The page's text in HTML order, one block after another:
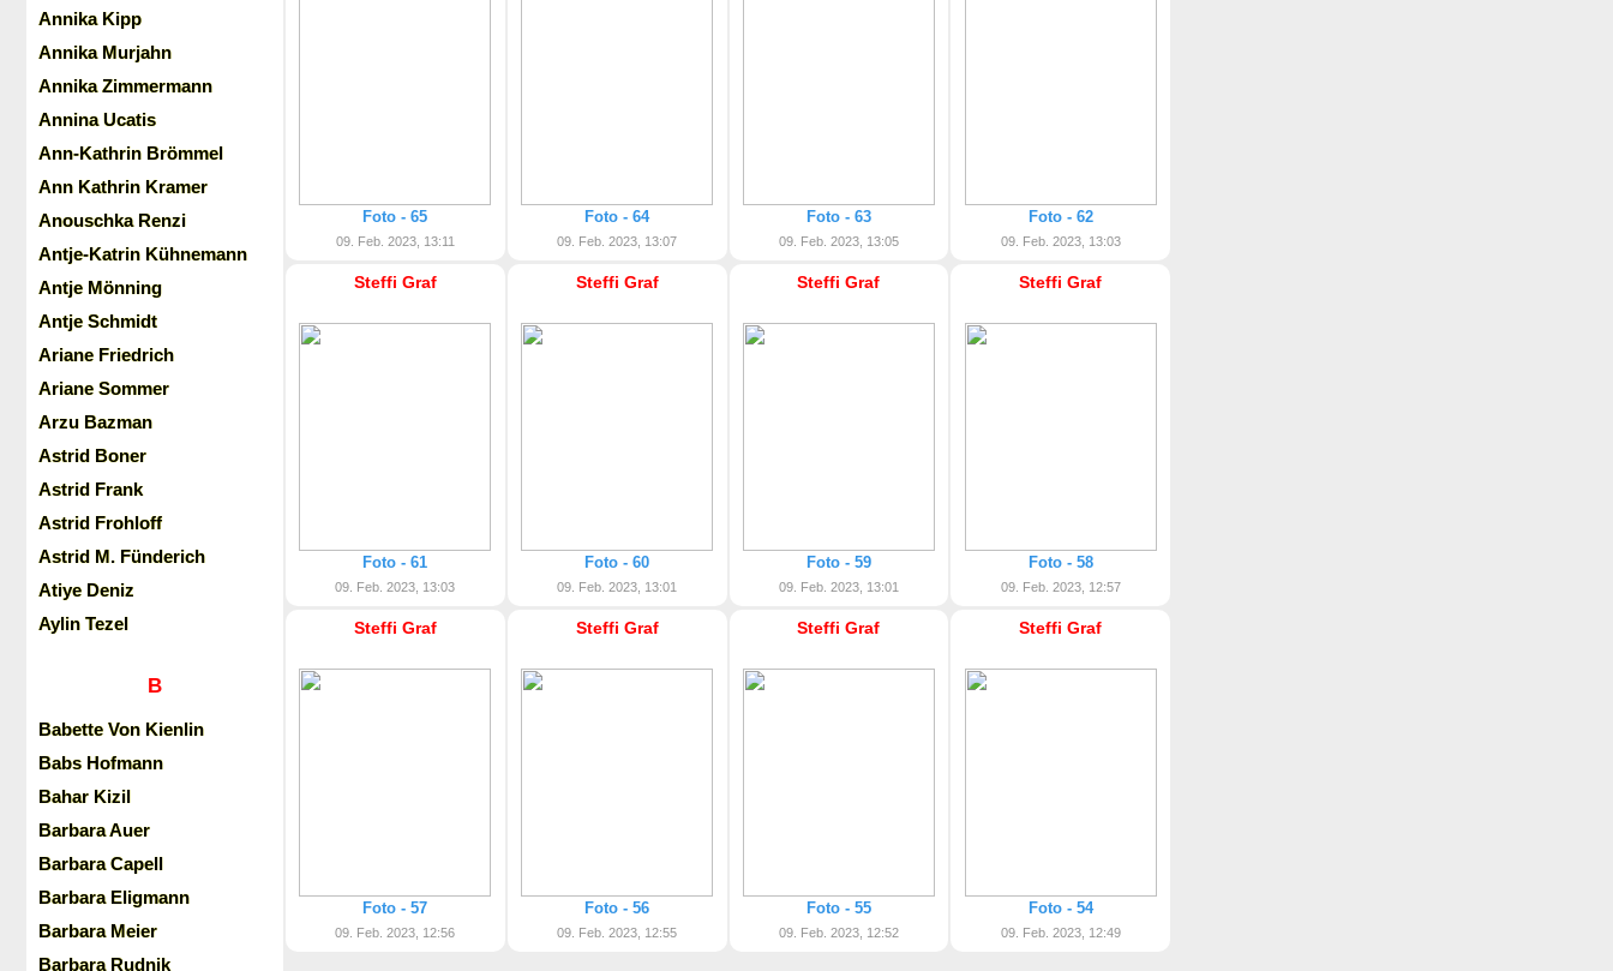
Annika Kipp
Annika Murjahn
Annika Zimmermann
Annina Ucatis
Ann-Kathrin Brömmel
Ann Kathrin Kramer
Anouschka Renzi
Antje-Katrin Kühnemann
Antje Mönning
Antje Schmidt
Ariane Friedrich
Ariane Sommer
Arzu Bazman
Astrid Boner
Astrid Frank
Astrid Frohloff
Astrid M. Fünderich
Atiye Deniz
Aylin Tezel
B
Babette Von Kienlin
Babs Hofmann
Bahar Kizil
Barbara Auer
Barbara Capell
Barbara Eligmann
Barbara Meier
Barbara Rudnik
Foto - 65
09. Feb. 2023, 13:11
Foto - 64
09. Feb. 2023, 13:07
Foto - 63
09. Feb. 2023, 13:05
Foto - 62
09. Feb. 2023, 13:03
Steffi Graf
Foto - 61
09. Feb. 2023, 13:03
Steffi Graf
Foto - 60
09. Feb. 2023, 13:01
Steffi Graf
Foto - 59
09. Feb. 2023, 13:01
Steffi Graf
Foto - 58
09. Feb. 2023, 12:57
Steffi Graf
Foto - 57
09. Feb. 2023, 12:56
Steffi Graf
Foto - 56
09. Feb. 2023, 12:55
Steffi Graf
Foto - 55
09. Feb. 2023, 12:52
Steffi Graf
Foto - 54
09. Feb. 2023, 12:49